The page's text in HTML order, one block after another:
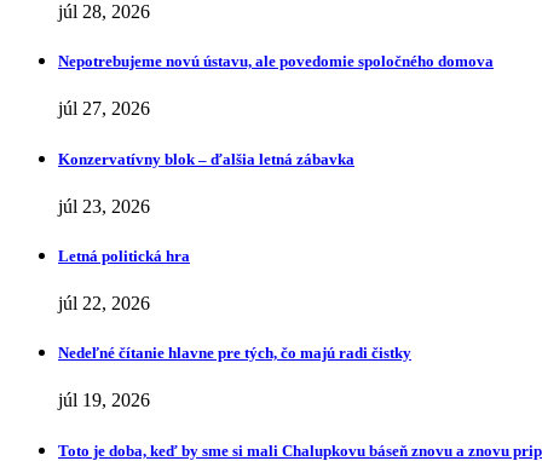
júl 28, 2026
Nepotrebujeme novú ústavu, ale povedomie spoločného domova
júl 27, 2026
Konzervatívny blok – ďalšia letná zábavka
júl 23, 2026
Letná politická hra
júl 22, 2026
Nedeľné čítanie hlavne pre tých, čo majú radi čistky
júl 19, 2026
Toto je doba, keď by sme si mali Chalupkovu báseň znovu a znovu